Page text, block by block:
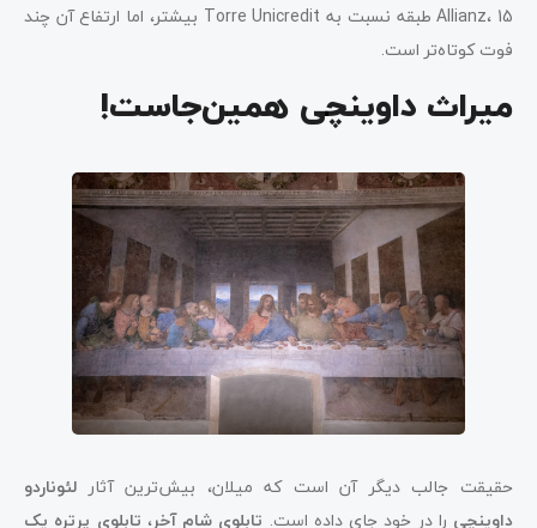
Allianz، 15 طبقه نسبت به Torre Unicredit بیشتر، اما ارتفاع آن چند
فوت کوتاه‌تر است.
میراث داوینچی همین‌جاست!
حقیقت جالب دیگر آن است که میلان، بیش‌ترین آثار لئوناردو
داوینچی را در خود جای داده است. تابلوی شام آخر، تابلوی پرتره یک